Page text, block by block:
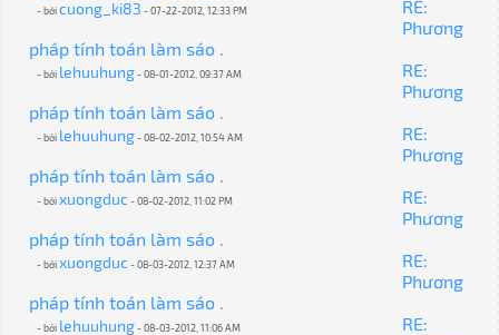
- bởicuong_ki83 - 07-22-2012, 12:33 PM
RE:
Phương
pháp tính toán làm sáo .
- bởi lehuuhung- 08-01-2012, 09:37 AM
RE:
Phương
pháp tính toán làm sáo .
- bởi lehuuhung- 08-02-2012, 10:54 AM
RE:
Phương
pháp tính toán làm sáo .
- bởixuongduc- 08-02-2012, 11:02 PM
RE:
Phương
pháp tính toán làm sáo .
- bởixuongduc- 08-03-2012, 12:37 AM
RE:
Phương
pháp tính toán làm sáo .
- bởi lehuuhung- 08-03-2012, 11:06 AM
RE: